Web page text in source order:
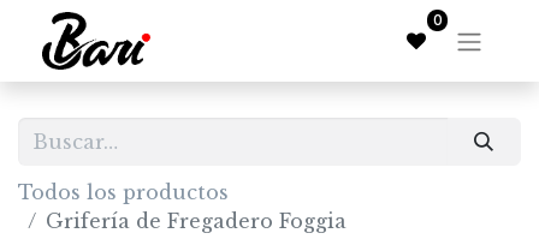
0
Todos los productos
Grifería de Fregadero Foggia